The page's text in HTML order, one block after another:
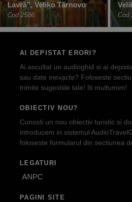
Lavră”, Veliko Tărnovo
Cod 2586 Cod
AI DEPISTAT ERORI?
Ai ascultat un audioghid si ai
sau date inexacte? Foloseste
trimite sugestiile tale! Iti multumim!
OBIECTIV NOU?
Cunosti un nou obiectiv turistic si
introducem in sistemul
foloseste formularul din sectiunea
LEGATURI
ANPC
PAGINI SITE